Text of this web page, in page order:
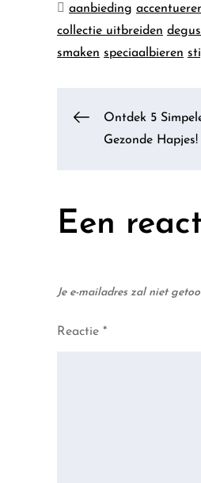
aanbieding
collectie uitbreiden
smaken speciaalbieren
Ontdek 5
Gezonde Hapjes!
Een
Je e-mailadres zal niet
Reactie *